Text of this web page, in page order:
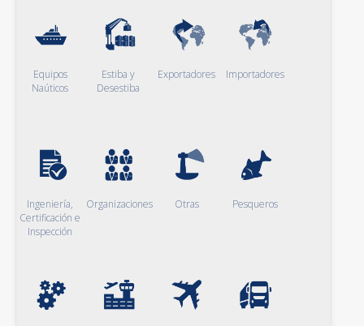
Equipos
Naúticos
Estiba y
Desestiba
Exportadores Importadores
Ingeniería,
Certificación e
Inspección
Organizaciones Otras Pesqueros